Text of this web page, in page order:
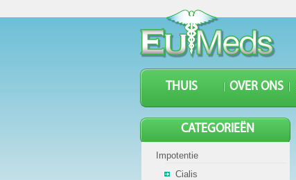
THUIS OVER ONS
CATEGORIEËN
Impotentie
Cialis